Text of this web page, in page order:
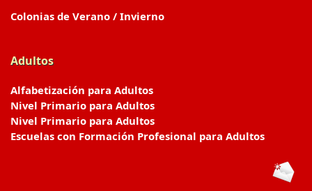
Colonias de Verano / Invierno
Adultos
Alfabetización para Adultos
Nivel Primario para Adultos
Nivel Primario para Adultos
Escuelas con Formación Profesional para Adultos